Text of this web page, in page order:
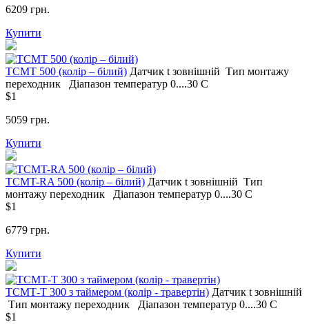
6209 грн.
Купити
ТСМT 500 (колір – білий) Датчик t зовнішній Тип монтажу
переходник
Діапазон температур 0....30 С
$1
5059 грн.
Купити
ТСМT-RA 500 (колір – білий) Датчик t зовнішній Тип
монтажу переходник Діапазон температур 0....30 С
$1
6779 грн.
Купити
ТСМТ-T 300 з таймером (колір - травертін) Датчик t зовнішній
Тип монтажу переходник Діапазон температур 0....30 С
$1